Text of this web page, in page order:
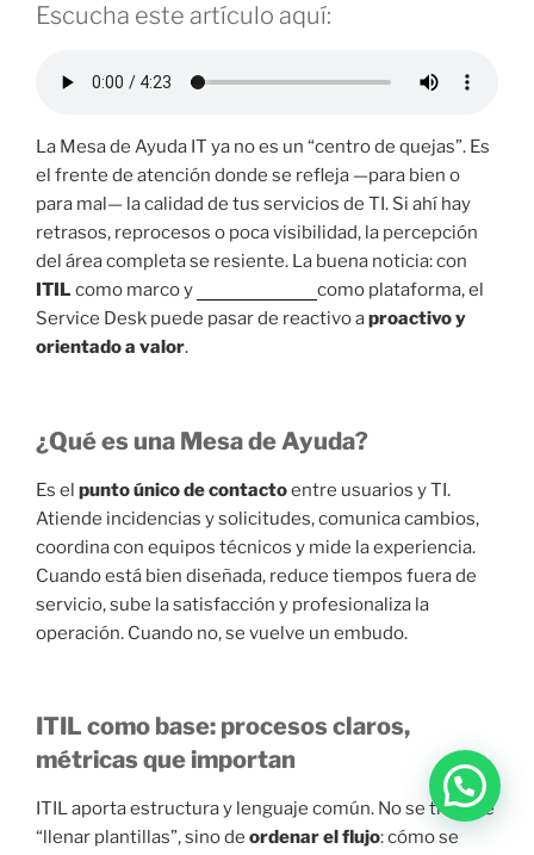
Escucha este artículo aquí:
La Mesa de Ayuda IT ya no es un “centro de quejas”. Es
el frente de atención donde se refleja —para bien o
para mal— la calidad de tus servicios de TI. Si ahí hay
retrasos, reprocesos o poca visibilidad, la percepción
del área completa se resiente. La buena noticia: con
ITIL como marco y
como plataforma, el
Service Desk puede pasar de reactivo aproactivo y
orientado a valor.
¿Qué es una Mesa de Ayuda?
Es el punto único de contactoentre usuarios y TI.
Atiende incidencias y solicitudes, comunica cambios,
coordina con equipos técnicos y mide la experiencia.
Cuando está bien diseñada, reduce tiempos fuera de
servicio, sube la satisfacción y profesionaliza la
operación. Cuando no, se vuelve un embudo.
ITIL como base: procesos claros,
métricas que importan
ITIL aporta estructura y lenguaje común. No se trata de
“llenar plantillas”, sino de ordenar el flujo: cómo se